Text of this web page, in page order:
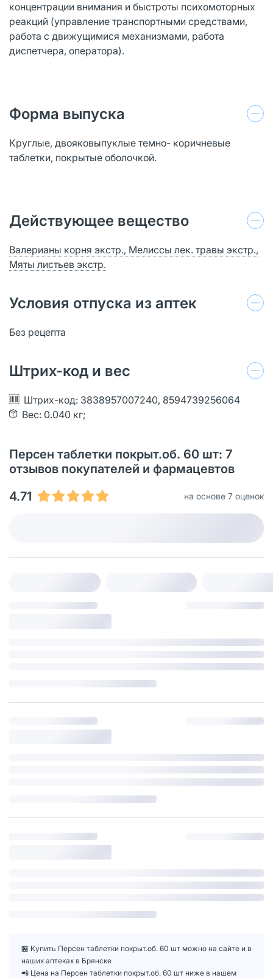
концентрации внимания и быстроты психомоторных
реакций (управление транспортными средствами,
работа с движущимися механизмами, работа
диспетчера, оператора).
Форма выпуска
Круглые, двояковыпуклые темно- коричневые
таблетки, покрытые оболочкой.
Действующее вещество
Валерианы корня экстр., Мелиссы лек. травы экстр.,
Мяты листьев экстр.
Условия отпуска из аптек
Без рецепта
Штрих-код и вес
Штрих-код: 3838957007240, 8594739256064
Вес: 0.040 кг;
Персен таблетки покрыт.об. 60 шт: 7
отзывов покупателей и фармацевтов
4.71
на основе 7 оценок
🏪 Купить Персен таблетки покрыт.об. 60 шт можно на сайте и в
наших аптеках в Брянске
📲 Цена на Персен таблетки покрыт.об. 60 шт ниже в нашем